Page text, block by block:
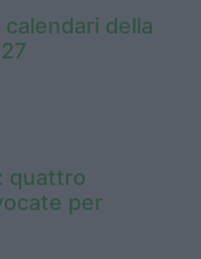
calendari della
quattro
per